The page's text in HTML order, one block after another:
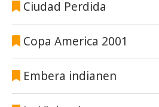
Ciudad Perdida
Copa America 2001
Embera indianen